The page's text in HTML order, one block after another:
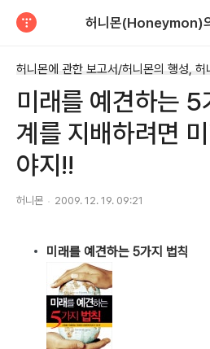
미래를 예견하는 5
계를 지배하려면
야지!!
허니몬 2009. 12. 19. 09:21
미래를 예견하는 5가지 법칙